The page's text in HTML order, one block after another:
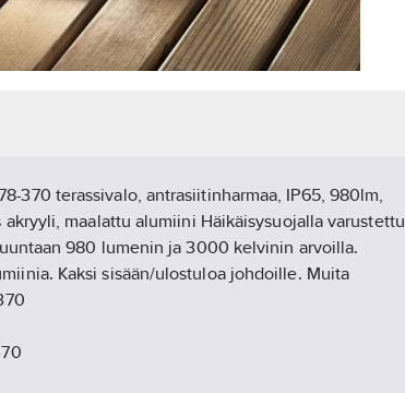
370 terassivalo, antrasiitinharmaa, IP65, 980lm,
maalattu alumiini Häikäisysuojalla varustettu
980 lumenin ja 3000 kelvinin arvoilla.
Kaksi sisään/ulostuloa johdoille. Muita